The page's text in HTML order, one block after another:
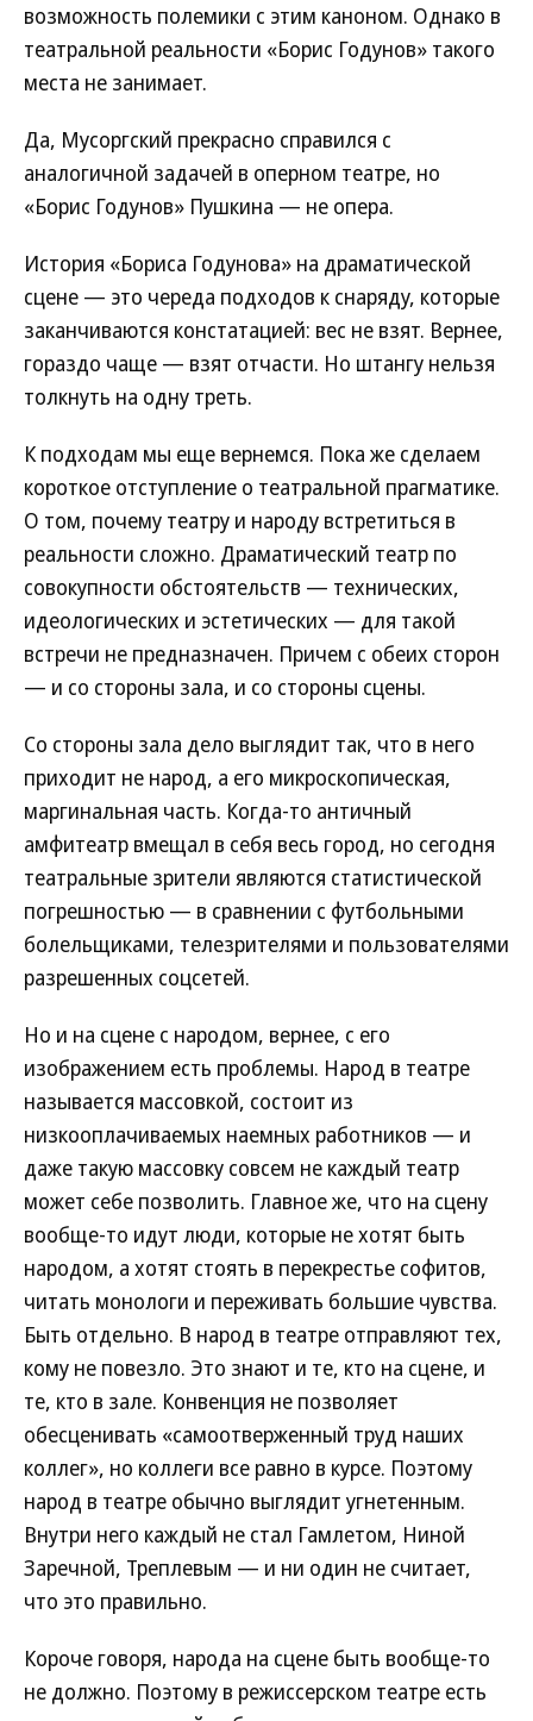
возможность полемики с этим каноном. Однако в
театральной реальности «Борис Годунов» такого
места не занимает.
Да, Мусоргский прекрасно справился с
аналогичной задачей в оперном театре, но
«Борис Годунов» Пушкина — не опера.
История «Бориса Годунова» на драматической
сцене — это череда подходов к снаряду, которые
заканчиваются констатацией: вес не взят. Вернее,
гораздо чаще — взят отчасти. Но штангу нельзя
толкнуть на одну треть.
К подходам мы еще вернемся. Пока же сделаем
короткое отступление о театральной прагматике.
О том, почему театру и народу встретиться в
реальности сложно. Драматический театр по
совокупности обстоятельств — технических,
идеологических и эстетических — для такой
встречи не предназначен. Причем с обеих сторон
— и со стороны зала, и со стороны сцены.
Со стороны зала дело выглядит так, что в него
приходит не народ, а его микроскопическая,
маргинальная часть. Когда-то античный
амфитеатр вмещал в себя весь город, но сегодня
театральные зрители являются статистической
погрешностью — в сравнении с футбольными
болельщиками, телезрителями и пользователями
разрешенных соцсетей.
Но и на сцене с народом, вернее, с его
изображением есть проблемы. Народ в театре
называется массовкой, состоит из
низкооплачиваемых наемных работников — и
даже такую массовку совсем не каждый театр
может себе позволить. Главное же, что на сцену
вообще-то идут люди, которые не хотят быть
народом, а хотят стоять в перекрестье софитов,
читать монологи и переживать большие чувства.
Быть отдельно. В народ в театре отправляют тех,
кому не повезло. Это знают и те, кто на сцене, и
те, кто в зале. Конвенция не позволяет
обесценивать «самоотверженный труд наших
коллег», но коллеги все равно в курсе. Поэтому
народ в театре обычно выглядит угнетенным.
Внутри него каждый не стал Гамлетом, Ниной
Заречной, Треплевым — и ни один не считает,
что это правильно.
Короче говоря, народа на сцене быть вообще-то
не должно. Поэтому в режиссерском театре есть